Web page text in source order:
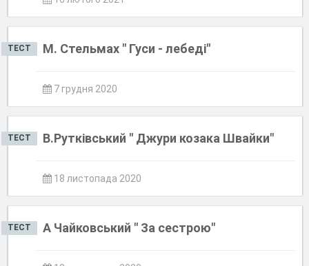
ТЕСТ М. Стельмах " Гуси - лебеді"
7 грудня 2020
ТЕСТ В.Рутківський " Джури козака Швайки"
18 листопада 2020
ТЕСТ А Чайковський " За сестрою"